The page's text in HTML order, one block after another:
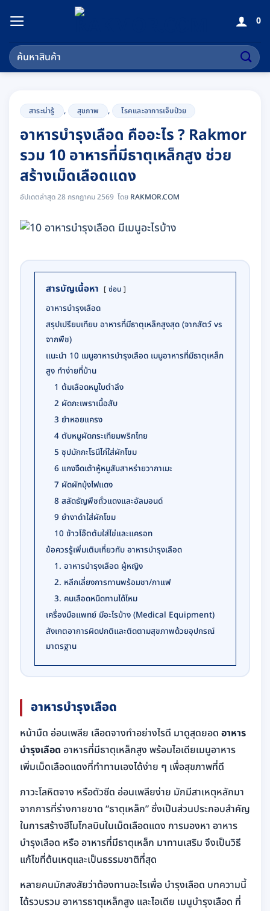
เนื้อหา
0
ค้นหา:
สาระน่ารู้ , สุขภาพ , โรคและอาการเจ็บป่วย
อาหารบำรุงเลือด คืออะไร ? Rakmor
รวม 10 อาหารที่มีธาตุเหล็กสูง ช่วย
สร้างเม็ดเลือดแดง
อัปเดตล่าสุด 28 กรกฎาคม 2569 RAKMOR.COM
สารบัญเนื้อหา ซ่อน
อาหารบำรุงเลือด
สรุปเปรียบเทียบ อาหารที่มีธาตุเหล็กสูงสุด (จากสัตว์ vs
จากพืช)
แนะนำ 10 เมนูอาหารบำรุงเลือด เมนูอาหารที่มีธาตุเหล็ก
สูง ทำง่ายที่บ้าน
1 ต้มเลือดหมูใบตำลึง
2 ผัดกะเพราเนื้อสับ
3 ยำหอยแครง
4 ตับหมูผัดกระเทียมพริกไทย
5 ซุปมักกะโรนีไก่ใส่ผักโขม
6 แกงจืดเต้าหู้หมูสับสาหร่ายวากาเมะ
7 ผัดผักบุ้งไฟแดง
8 สลัดธัญพืชถั่วแดงและอัลมอนด์
9 ยำงาดำใส่ผักโขม
10 ข้าวโอ๊ตต้มใส่ไข่และแครอท
ข้อควรรู้เพิ่มเติมเกี่ยวกับ อาหารบำรุงเลือด
1. อาหารบำรุงเลือด ผู้หญิง
2. หลีกเลี่ยงการทานพร้อมชา/กาแฟ
3. คนเลือดหนืดทานได้ไหม
เครื่องมือแพทย์ มีอะไรบ้าง (Medical Equipment)
สังเกตอาการผิดปกติและติดตามสุขภาพด้วยอุปกรณ์
มาตรฐาน
อาหารบำรุงเลือด
หน้ามืด อ่อนเพลีย เลือดจางทำอย่างไรดี มาดูสุดยอด อาหาร
บำรุงเลือด อาหารที่มีธาตุเหล็กสูง พร้อมไอเดียเมนูอาหาร
เพิ่มเม็ดเลือดแดงที่ทำทานเองได้ง่าย ๆ เพื่อสุขภาพที่ดี
ภาวะโลหิตจาง หรือตัวซีด อ่อนเพลียง่าย มักมีสาเหตุหลักมา
จากการที่ร่างกายขาด “ธาตุเหล็ก” ซึ่งเป็นส่วนประกอบสำคัญ
ในการสร้างฮีโมโกลบินในเม็ดเลือดแดง การมองหา อาหาร
บำรุงเลือด หรือ อาหารที่มีธาตุเหล็ก มาทานเสริม จึงเป็นวิธี
แก้ไขที่ต้นเหตุและเป็นธรรมชาติที่สุด
หลายคนมักสงสัยว่าต้องทานอะไรเพื่อ บำรุงเลือด บทความนี้
ได้รวบรวม อาหารธาตุเหล็กสูง และไอเดีย เมนูบํารุงเลือด ที่